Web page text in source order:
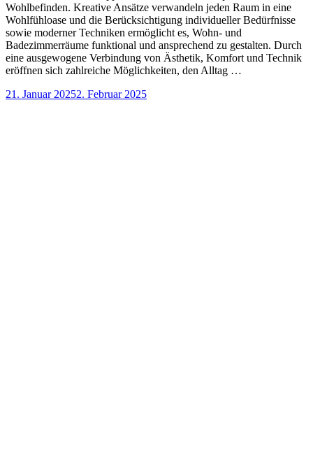
Wohlbefinden. Kreative Ansätze verwandeln jeden Raum in eine
Wohlfühloase und die Berücksichtigung individueller Bedürfnisse
sowie moderner Techniken ermöglicht es, Wohn- und
Badezimmerräume funktional und ansprechend zu gestalten. Durch
eine ausgewogene Verbindung von Ästhetik, Komfort und Technik
eröffnen sich zahlreiche Möglichkeiten, den Alltag …
21. Januar 20252. Februar 2025